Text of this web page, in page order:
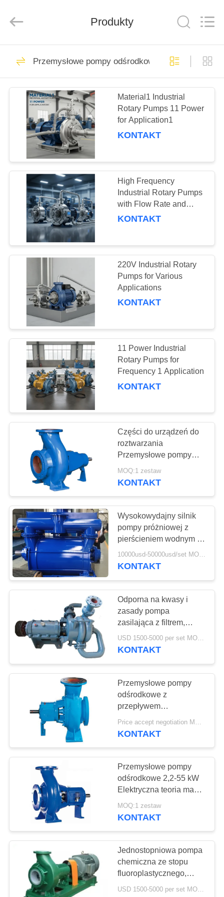
DOM
PRODUKTY
NAS
WYCIECZKA
FABRYCE
KONTROLA
JAKOŚCI
SKONTAKTUJ
NAMI
AKTUALNOŚCI
POPROSIĆ
O
WYCENĘ
SITEMAP
PRIVACY
POLICY
Rights
Materiał nietkany
Rolki przemysłowe
369
Panele ekranu
poliuretanowego
763
Pas przemysłowy
75
Koc izolacyjny z
aerożelu
Filtr przemysłowy
80
Przemysłowe
pompy odśrodkowe
Filc przemysłowy
Produkty
Przemysłowe pompy odśrodkowe
Material1 Industrial
Rotary Pumps 11 Power
for Application1
KONTAKT
High Frequency
Industrial Rotary Pumps
with Flow Rate and
Pressure
KONTAKT
220V Industrial Rotary
Pumps for Various
Applications
KONTAKT
11 Power Industrial
Rotary Pumps for
Frequency 1 Application
KONTAKT
Części do urządzeń do
roztwarzania
Przemysłowe pompy
odśrodkowe bez
zatykania
MOQ:1 zestaw
KONTAKT
Wysokowydajny silnik
pompy próżniowej z
pierścieniem wodnym ze
stali nierdzewnej
10000usd-50000usd/set MOQ:1 kawałek
KONTAKT
Odporna na kwasy i
zasady pompa
zasilająca z filtrem,
pompa z uszczelnieniem
mechanicznym
USD 1500-5000 per set MOQ:1 zestaw
KONTAKT
Przemysłowe pompy
odśrodkowe z
przepływem
dwufazowym Pulp
Produkcja papieru
KONTAKT
Przemysłowe pompy
odśrodkowe 2,2-55 kW
Elektryczna teoria masy
papierniczej ze stali
nierdzewnej
MOQ:1 zestaw
KONTAKT
Jednostopniowa pompa
chemiczna ze stopu
fluoroplastycznego,
przemysłowe pompy
USD 1500-5000 per set MOQ:1 zestaw